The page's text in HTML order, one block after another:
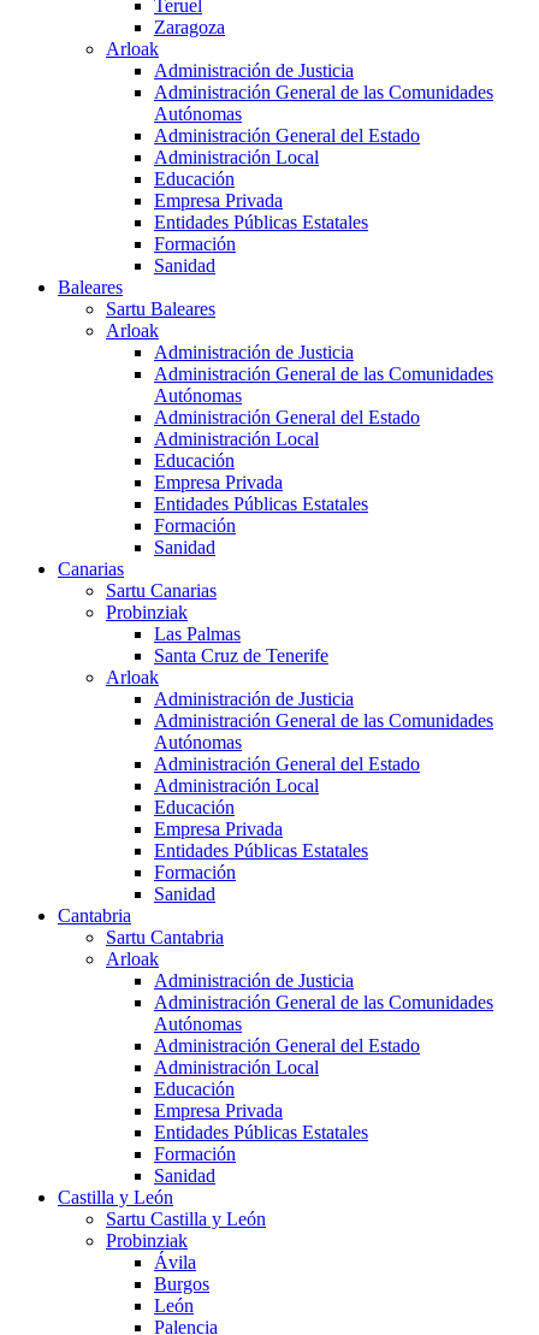
Teruel
Zaragoza
Arloak
Administración de Justicia
Administración General de las Comunidades
Autónomas
Administración General del Estado
Administración Local
Educación
Empresa Privada
Entidades Públicas Estatales
Formación
Sanidad
Baleares
Sartu Baleares
Arloak
Administración de Justicia
Administración General de las Comunidades
Autónomas
Administración General del Estado
Administración Local
Educación
Empresa Privada
Entidades Públicas Estatales
Formación
Sanidad
Canarias
Sartu Canarias
Probinziak
Las Palmas
Santa Cruz de Tenerife
Arloak
Administración de Justicia
Administración General de las Comunidades
Autónomas
Administración General del Estado
Administración Local
Educación
Empresa Privada
Entidades Públicas Estatales
Formación
Sanidad
Cantabria
Sartu Cantabria
Arloak
Administración de Justicia
Administración General de las Comunidades
Autónomas
Administración General del Estado
Administración Local
Educación
Empresa Privada
Entidades Públicas Estatales
Formación
Sanidad
Castilla y León
Sartu Castilla y León
Probinziak
Ávila
Burgos
León
Palencia